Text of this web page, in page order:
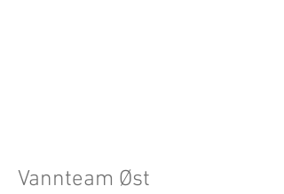
Vannteam Øst